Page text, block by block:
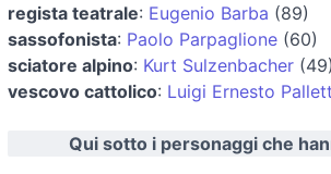
regista teatrale: Eugenio Barba (89)
sassofonista: Paolo Parpaglione (60)
sciatore alpino: Kurt Sulzenbacher (49)
vescovo cattolico: Luigi Ernesto
Qui sotto i personaggi che